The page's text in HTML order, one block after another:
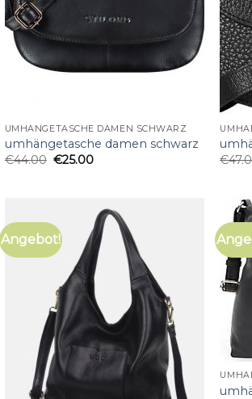
UMHÄNGETASCHE DAMEN SCHWARZ
umhängetasche damen schwarz
€44.00 €25.00
€
Angebot!